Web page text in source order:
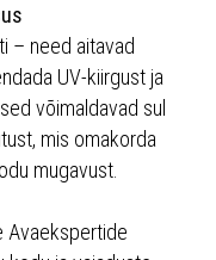
– need aitavad
UV-kiirgust ja
võimaldavad sul
mis omakorda
mugavust.
Avaekspertide